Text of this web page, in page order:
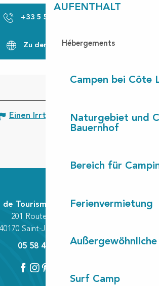
AUFENTHALT
Hébergements
Campen bei Côte
Naturgebiet und
Bauernhof
Bereich für
Ferienvermietung
Surf Camp
+33 5 58 89 95
Zu den Webseiten
Einen Irrtum angeben
Tourisme Communautaire
201 Route des Lacs
40170 Saint-Julien-en-Born
05 58 42 89 80